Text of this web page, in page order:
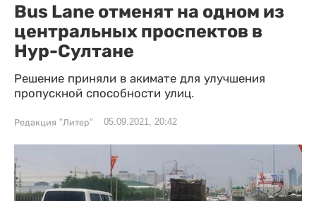
Bus Lane отменят на одном из
центральных проспектов в
Нур-Султане
Решение приняли в акимате для улучшения
пропускной способности улиц.
Редакция "Литер" 05.09.2021, 20:42